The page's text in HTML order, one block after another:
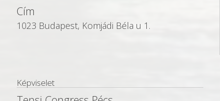
Cím
1023 Budapest, Komjádi Béla u 1.
Képviselet